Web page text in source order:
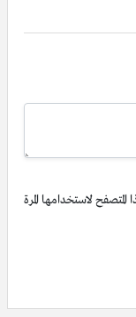
لاستخدامها المرة